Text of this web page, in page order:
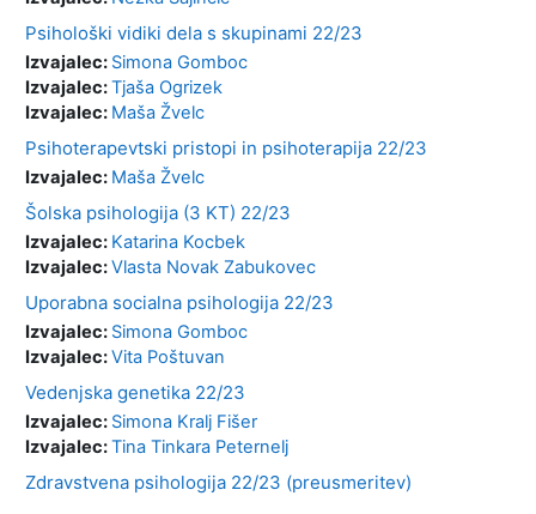
Psihološki vidiki dela s skupinami 22/23
Izvajalec: Simona Gomboc
Izvajalec:Tjaša Ogrizek
Izvajalec: Maša Žvelc
Psihoterapevtski pristopi in psihoterapija 22/23
Izvajalec: Maša Žvelc
Šolska psihologija (3 KT) 22/23
Izvajalec: Katarina Kocbek
Izvajalec:Vlasta Novak Zabukovec
Uporabna socialna psihologija 22/23
Izvajalec: Simona Gomboc
Izvajalec:Vita Poštuvan
Vedenjska genetika 22/23
Izvajalec: Simona Kralj Fišer
Izvajalec:Tina Tinkara Peternelj
Zdravstvena psihologija 22/23 (preusmeritev)